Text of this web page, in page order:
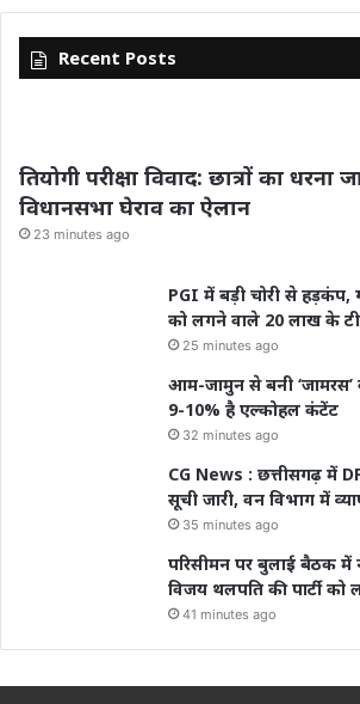
Recent Posts
तियोगी परीक्षा विवाद: छात्रों का धरना
विधानसभा घेराव का ऐलान
23 minutes ago
PGI में बड़ी चोरी से हड़कंप,
को लगने वाले 20 लाख के
25 minutes ago
आम-जामुन से बनी ‘जामरस’
9-10% है एल्कोहल कंटेंट
32 minutes ago
CG News : छत्तीसगढ़ में
सूची जारी, वन विभाग में
35 minutes ago
परिसीमन पर बुलाई बैठक में
विजय थलपति की पार्टी को
41 minutes ago